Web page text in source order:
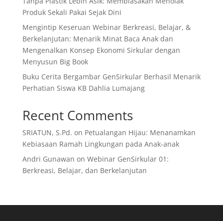
Produk Sekali Pakai Sejak Dini
Mengintip Keseruan Webinar Berkreasi, Belajar, &
Berkelanjutan: Menarik Minat Baca Anak dan
Mengenalkan Konsep Ekonomi Sirkular dengan
Menyusun Big Book
Buku Cerita Bergambar GenSirkular Berhasil Menarik
Perhatian Siswa KB Dahlia Lumajang
Recent Comments
SRIATUN, S.Pd. on Petualangan Hijau: Menanamkan
Kebiasaan Ramah Lingkungan pada Anak-anak
Andri Gunawan on Webinar GenSirkular 01:
Berkreasi, Belajar, dan Berkelanjutan